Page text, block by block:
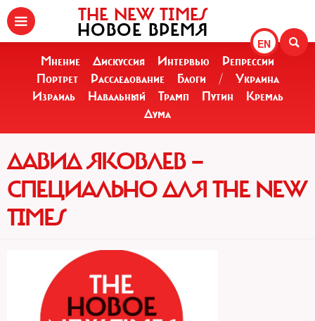
EN
THE NEW TIMES
НОВОЕ ВРЕМЯ
Мнение Дискуссия Интервью
Репрессии
Портрет
Расследование Блоги /
Украина
Израиль
Навальный Трамп Путин
Кремль
Дума
ДАВИД ЯКОВЛЕВ —
СПЕЦИАЛЬНО ДЛЯ THE NEW
TIMES